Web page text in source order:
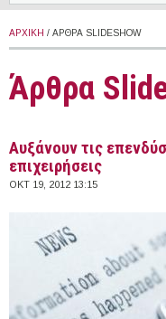
ΑΡΧΙΚΉ / ΆΡΘΡΑ SLIDESHOW
Άρθρα
Αυξάνουν τις
επιχειρήσεις
ΟΚΤ 19, 2012 13:15